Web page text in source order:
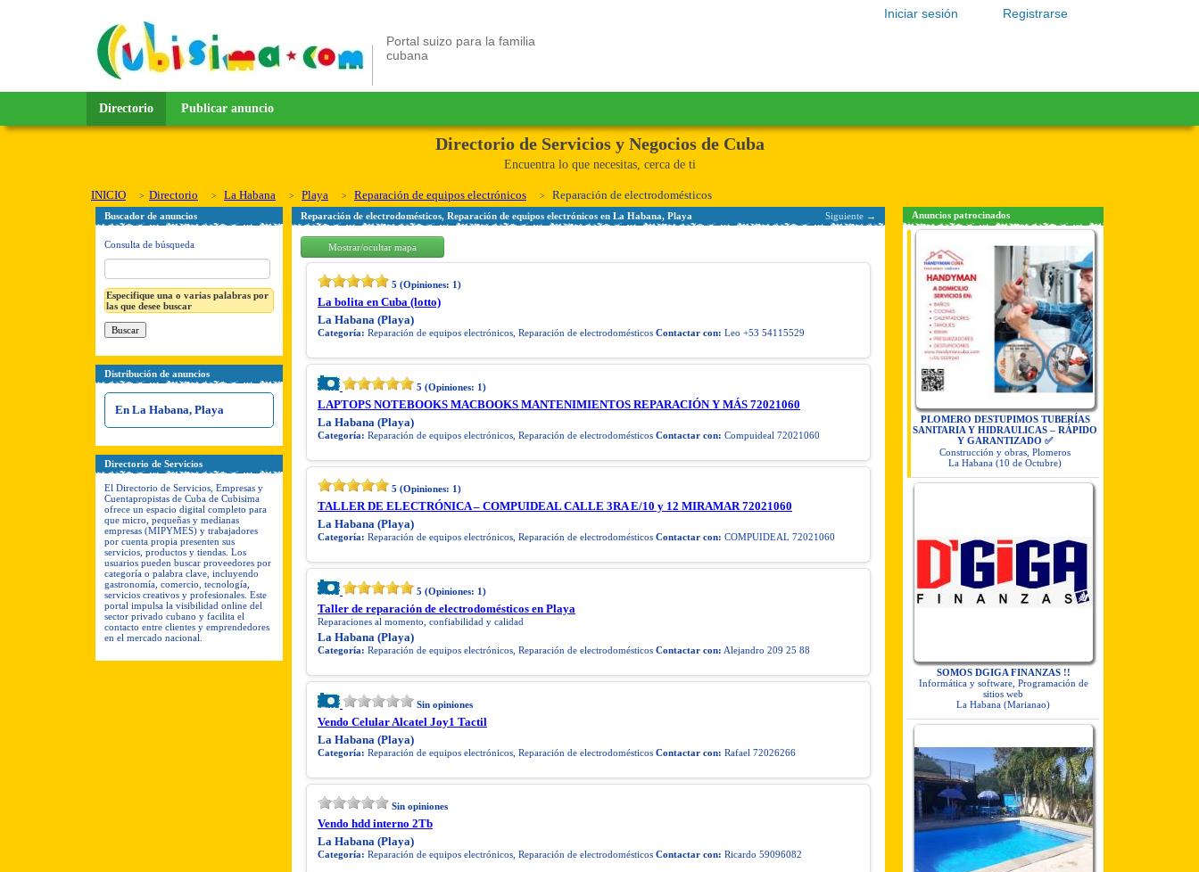
Registrarse
Iniciar sesión
Portal suizo para la familia
cubana
Directorio Publicar anuncio
Directorio de Servicios y Negocios de Cuba
Encuentra lo que necesitas, cerca de ti
INICIO Directorio La Habana Playa Reparación de equipos electrónicos Reparación de electrodomésticos
Buscador de anuncios
Consulta de búsqueda
Especifique una o varias palabras por
las que desee buscar
Distribución de anuncios
En La Habana, Playa
Directorio de Servicios
El Directorio de Servicios, Empresas y
Cuentapropistas de Cuba de Cubisima
ofrece un espacio digital completo para
que micro, pequeñas y medianas
empresas (MIPYMES) y trabajadores
por cuenta propia presenten sus
servicios, productos y tiendas. Los
usuarios pueden buscar proveedores por
categoría o palabra clave, incluyendo
gastronomía, comercio, tecnología,
servicios creativos y profesionales. Este
portal impulsa la visibilidad online del
sector privado cubano y facilita el
contacto entre clientes y emprendedores
en el mercado nacional.
Reparación de electrodomésticos, Reparación de equipos electrónicos en La Habana, Playa Siguiente →
Mostrar/ocultar mapa
5 (Opiniones: 1)
La bolita en Cuba (lotto)
La Habana (Playa)
Categoría: Reparación de equipos electrónicos, Reparación de electrodomésticos Contactar con: Leo +53 54115529
5 (Opiniones: 1)
LAPTOPS NOTEBOOKS MACBOOKS MANTENIMIENTOS REPARACIÓN Y MÁS 72021060
La Habana (Playa)
Categoría: Reparación de equipos electrónicos, Reparación de electrodomésticos Contactar con: Compuideal 72021060
5 (Opiniones: 1)
TALLER DE ELECTRÓNICA – COMPUIDEAL CALLE 3RA E/10 y 12 MIRAMAR 72021060
La Habana (Playa)
Categoría: Reparación de equipos electrónicos, Reparación de electrodomésticos Contactar con: COMPUIDEAL 72021060
5 (Opiniones: 1)
Taller de reparación de electrodomésticos en Playa
Reparaciones al momento, confiabilidad y calidad
La Habana (Playa)
Categoría: Reparación de equipos electrónicos, Reparación de electrodomésticos Contactar con: Alejandro 209 25 88
Sin opiniones
Vendo Celular Alcatel Joy1 Tactil
La Habana (Playa)
Categoría: Reparación de equipos electrónicos, Reparación de electrodomésticos Contactar con: Rafael 72026266
Sin opiniones
Vendo hdd interno 2Tb
La Habana (Playa)
Categoría: Reparación de equipos electrónicos, Reparación de electrodomésticos Contactar con: Ricardo 59096082
Anuncios patrocinados
PLOMERO DESTUPIMOS TUBERÍAS
SANITARIA Y HIDRAULICAS – RÁPIDO
Y GARANTIZADO ✅
Construcción y obras, Plomeros
La Habana (10 de Octubre)
SOMOS DGIGA FINANZAS !!
Informática y software, Programación de
sitios web
La Habana (Marianao)